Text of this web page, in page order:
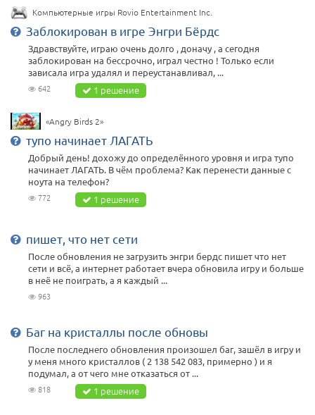
Компьютерные игры Rovio Entertainment Inc.
Заблокирован в игре Энгри Бёрдс
Здравствуйте, играю очень долго , доначу , а сегодня
заблокирован на бессрочно, играл честно ! Только если
зависала игра удалял и переустанавливал, ...
642 1 решение
«Angry Birds 2»
тупо начинает ЛАГАТЬ
Добрый день! дохожу до определённого уровня и игра тупо
начинает ЛАГАТЬ. В чём проблема? Как перенести данные с
ноута на телефон?
772 1 решение
пишет, что нет сети
После обновления не загрузить энгри бердс пишет что нет
сети и всё, а интернет работает вчера обновила игру и больше
в неё не поиграть, а я каждый ...
963
Баг на кристаллы после обновы
После последнего обновления произошел баг, зашёл в игру и
у меня много кристаллов ( 2 138 542 083, примерно ) и я
подумал, а от чего мне отказаться от ...
818 1 решение